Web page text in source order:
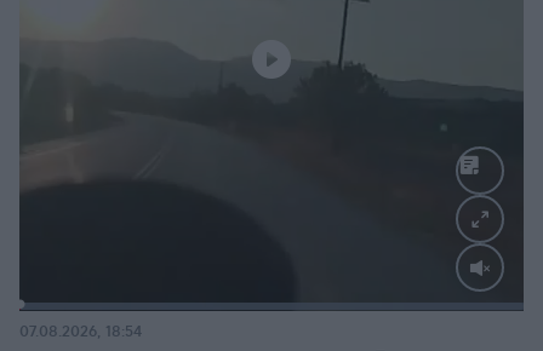
Loaded:
07.08.2026, 18:54